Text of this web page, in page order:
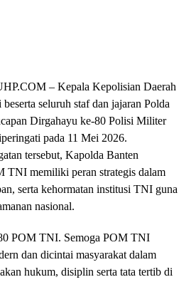
– Kepala Kepolisian Daerah
seluruh staf dan jajaran Polda
Dirgahayu ke-80 Polisi Militer
pada 11 Mei 2026.
tersebut, Kapolda Banten
TNI memiliki peran strategis dalam
serta kehormatan institusi TNI guna
nasional.
POM TNI. Semoga POM TNI
dan dicintai masyarakat dalam
hukum, disiplin serta tata tertib di